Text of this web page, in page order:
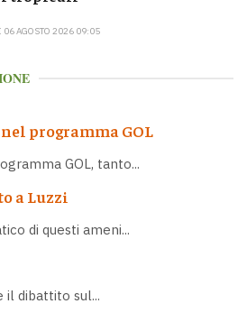
06 AGOSTO 2026 09:05
programma GOL
GOL, tanto...
a Luzzi
di questi ameni...
dibattito sul...